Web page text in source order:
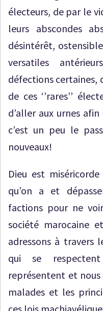
électeurs, de par le
leurs abscondes
désintérêt,
versatiles
défections certaines,
de ces ‘’rares’’
d’aller aux urnes
c’est un peu le
nouveaux!
Dieu est
qu’on a et
factions pour ne
société marocaine
adressons à travers
qui se
représentent et
malades et les